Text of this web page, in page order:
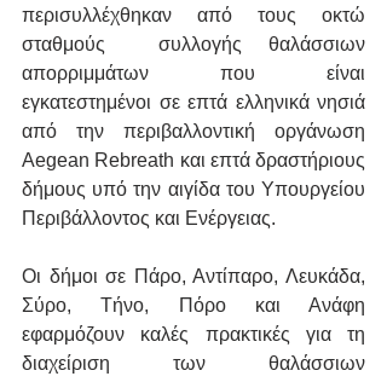
περισυλλέχθηκαν από τους οκτώ
σταθμούς  συλλογής θαλάσσιων
απορριμμάτων που είναι
εγκατεστημένοι σε επτά ελληνικά νησιά
από την περιβαλλοντική οργάνωση
Αegean Rebreath και επτά δραστήριους
δήμους υπό την αιγίδα του Υπουργείου
Περιβάλλοντος και Ενέργειας.
Οι δήμοι σε Πάρο, Αντίπαρο, Λευκάδα,
Σύρο, Τήνο, Πόρο και Ανάφη
εφαρμόζουν καλές πρακτικές για τη
διαχείριση των θαλάσσιων